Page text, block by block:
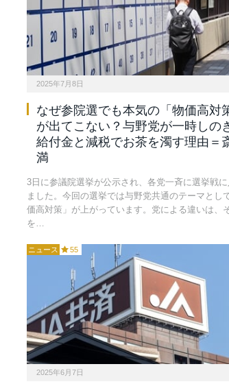
2025年7月8日
なぜ参院選でも本気の「物価高対
が出てこない？与野党が一時しの
給付金と減税でお茶を濁す理由＝
満
3日に参議院選挙が公示され、各党一斉に選挙戦に
ました。今回の選挙では与野党共通のテーマとし
価高対策」が上がっています。党による違いは、
を…
ニュース 55
2025年6月7日